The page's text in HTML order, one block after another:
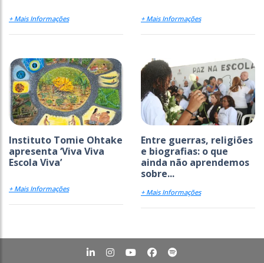
+ Mais Informações + Mais Informações
Instituto Tomie Ohtake
apresenta ‘Viva Viva
Escola Viva’
+ Mais Informações
Entre guerras, religiões
e biografias: o que
ainda não aprendemos
sobre...
+ Mais Informações